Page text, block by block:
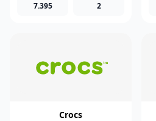
7.395 2
Crocs